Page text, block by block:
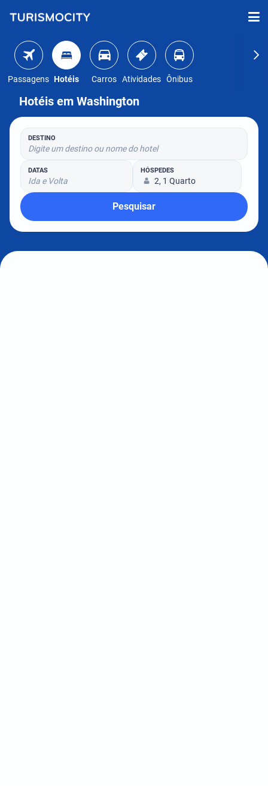
Passagens Hotéis Carros Atividades Ônibus
Hotéis em Washington
DESTINO
Digite um destino ou nome do hotel
DATAS
Ida e Volta
HÓSPEDES
2, 1 Quarto
Pesquisar